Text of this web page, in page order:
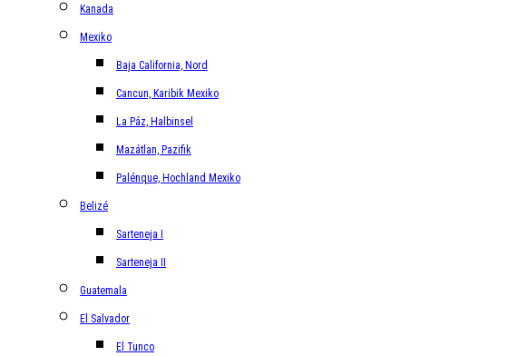
Kanada
Mexiko
Baja California, Nord
Cancun, Karibik Mexiko
La Páz, Halbinsel
Mazátlan, Pazifik
Palénque, Hochland Mexiko
Belizé
Sarteneja I
Sarteneja II
Guatemala
El Salvador
El Tunco